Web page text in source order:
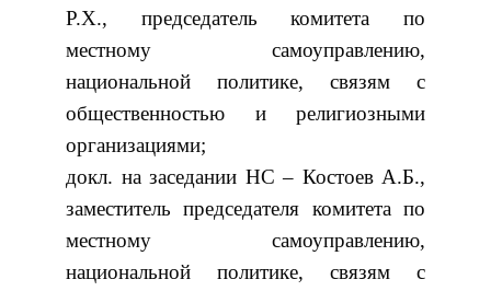
Р.Х., председатель комитета по
местному самоуправлению,
национальной политике, связям с
общественностью и религиозными
организациями;
докл. на заседании НС – Костоев А.Б.,
заместитель председателя комитета по
местному самоуправлению,
национальной политике, связям с